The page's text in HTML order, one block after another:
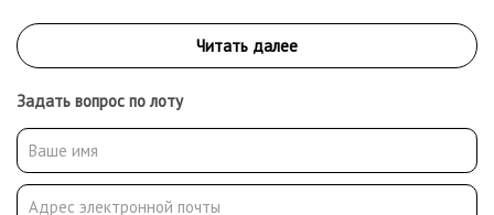
Задать вопрос по лоту